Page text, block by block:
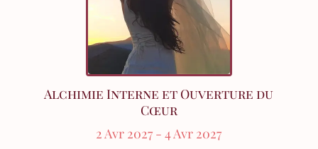
Alchimie Interne et Ouverture du
Cœur
2 Avr 2027 - 4 Avr 2027